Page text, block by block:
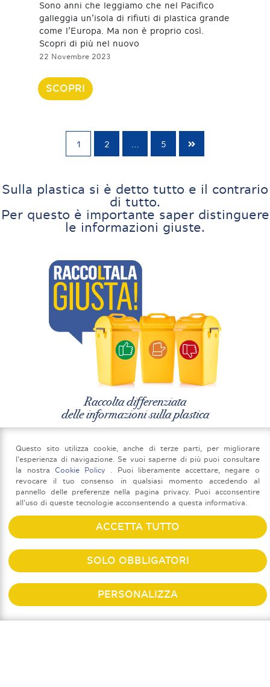
Sono anni che leggiamo che nel Pacifico
galleggia un’isola di rifiuti di plastica grande
come l’Europa. Ma non è proprio così.
Scopri di più nel nuovo
22 Novembre 2023
SCOPRI
1 2 … 5 
Sulla plastica si è detto tutto e il contrario
di tutto.
Per questo è importante saper distinguere
le informazioni giuste.
Raccolta differenziata
delle informazioni sulla plastica
RACCOLTALAGIUSTA - UNIONPLAST
Questo sito utilizza cookie, anche di terze parti, per migliorare
l'esperienza di navigazione. Se vuoi saperne di più puoi consultare
la nostra Cookie Policy
. Puoi liberamente accettare, negare o
revocare il tuo consenso in qualsiasi momento accedendo al
pannello delle preferenze nella pagina privacy. Puoi acconsentire
all'uso di queste tecnologie acconsentendo a questa informativa.
ACCETTA TUTTO
SOLO OBBLIGATORI
PERSONALIZZA